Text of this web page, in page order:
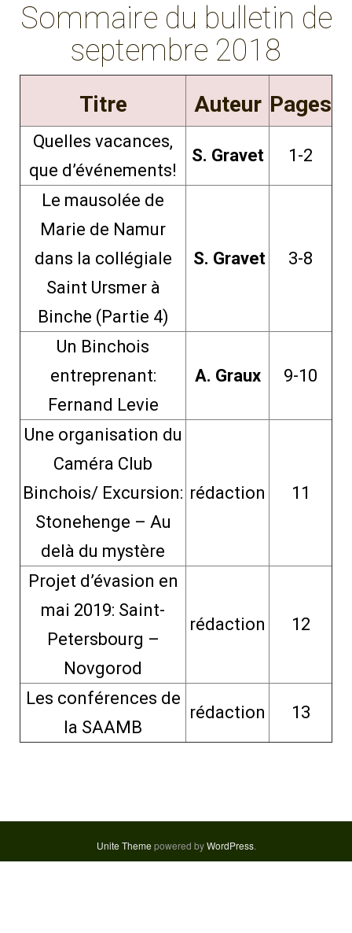
Sommaire du bulletin de
septembre 2018
Titre Auteur Pages
Quelles vacances,
que d’événements!
S. Gravet 1-2
Le mausolée de
Marie de Namur
dans la collégiale
Saint Ursmer à
Binche (Partie 4)
S. Gravet 3-8
Un Binchois
entreprenant:
Fernand Levie
A. Graux 9-10
Une organisation du
Caméra Club
Binchois/ Excursion:
Stonehenge – Au
delà du mystère
rédaction 11
Projet d’évasion en
mai 2019: Saint-
Petersbourg –
Novgorod
rédaction 12
Les conférences de
la SAAMB
rédaction 13
Unite Themepowered byWordPress.